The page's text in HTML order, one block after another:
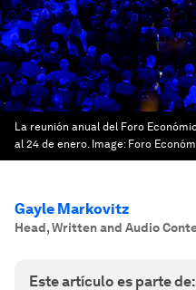
La reunión anual del Foro
al 24 de enero. Image: Foro
Gayle Markovitz
Head, Written and Audio
Este artículo es parte de: